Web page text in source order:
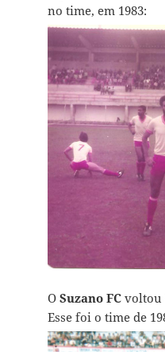
no time, em 1983:
O Suzano FCvoltou
Esse foi o time de